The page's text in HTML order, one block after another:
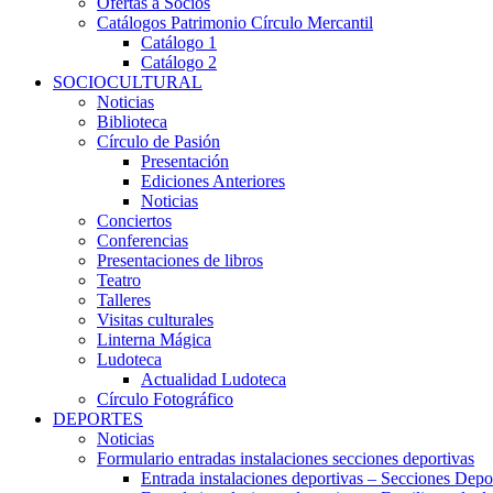
Catálogos Patrimonio Círculo Mercantil
Catálogo 1
Catálogo 2
SOCIOCULTURAL
Noticias
Biblioteca
Círculo de Pasión
Presentación
Ediciones Anteriores
Noticias
Conciertos
Conferencias
Presentaciones de libros
Teatro
Talleres
Visitas culturales
Linterna Mágica
Ludoteca
Actualidad Ludoteca
Círculo Fotográfico
DEPORTES
Noticias
Formulario entradas instalaciones secciones deportivas
Entrada instalaciones deportivas – Secciones